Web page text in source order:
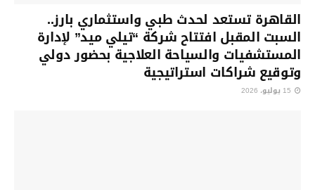
القاهرة تستعد لحدث طبي واستثماري بارز..
السبت المقبل افتتاح شركة “تيلي ميد” لإدارة
المستشفيات والسياحة العلاجية بحضور دولي
وتوقيع شراكات استراتيجية